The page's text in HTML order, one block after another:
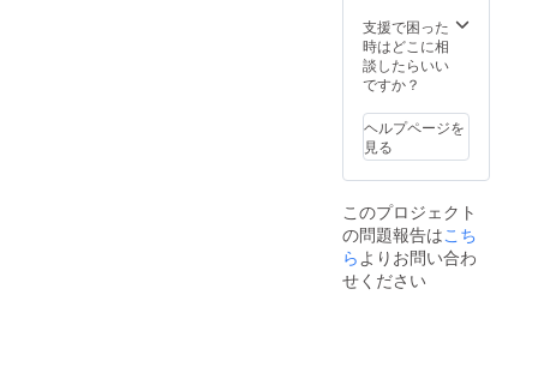
ボード
のお持
ち帰り
不可 ※7
上のお
名前・
特殊文
字・記
用でき
ませ
ん。使
用され
た場合
誕イラ
ストと
備考欄
に記載
お名前
がデザ
インさ
れたオ
ルネー
ムアク
キーを
作成さ
せてい
後、タ
レント
直筆サ
インを
状態で
ご自宅
へ発送
させて
きま
す。 ③
スタン
ドフラ
ワー(名
②集合
写真SP
クレ
ジット
SNS掲
載に使
用する
生誕祭
写真
に、特
別支援
者枠と
してお
支援で困った
時はどこに相
談したらいい
ですか？
ヘルプページを
見る
このプロジェクト
の問題報告はこち
らよりお問い合わ
せください